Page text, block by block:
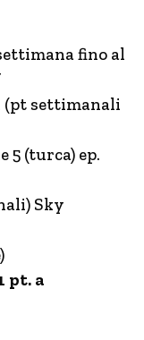
fino al
(pt settimanali
5 (turca) ep.
Sky
pt. a